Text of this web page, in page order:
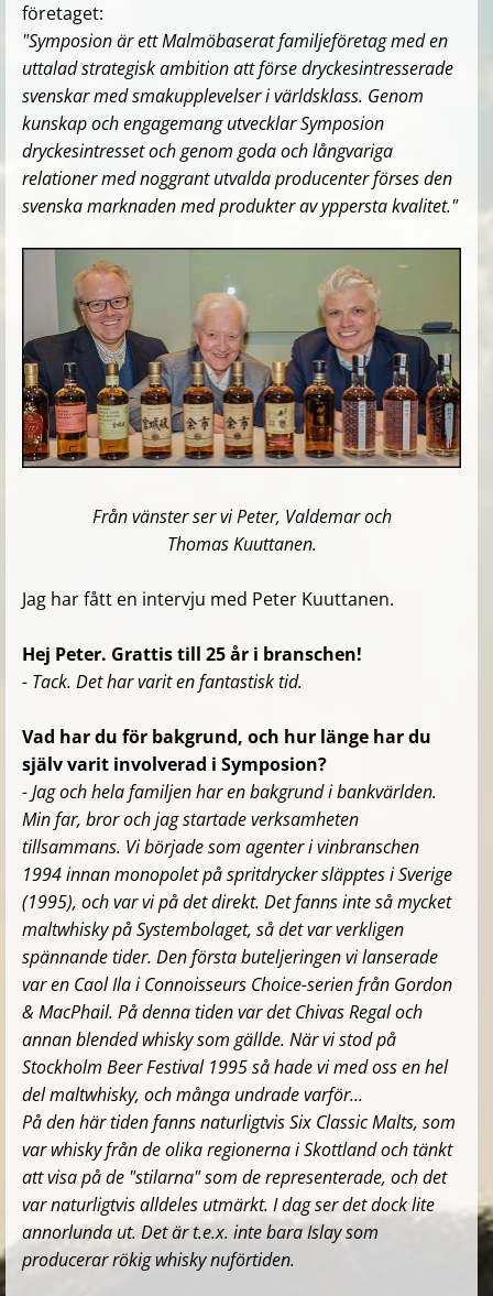
företaget:
"Symposion är ett Malmöbaserat familjeföretag med en
uttalad strategisk ambition att förse dryckesintresserade
svenskar med smakupplevelser i världsklass. Genom
kunskap och engagemang utvecklar Symposion
dryckesintresset och genom goda och långvariga
relationer med noggrant utvalda producenter förses den
svenska marknaden med produkter av yppersta kvalitet."
Från vänster ser vi Peter, Valdemar och
Thomas Kuuttanen.
Jag har fått en intervju med Peter Kuuttanen.
Hej Peter. Grattis till 25 år i branschen!
- Tack. Det har varit en fantastisk tid.
Vad har du för bakgrund, och hur länge har du
själv varit involverad i Symposion?
- Jag och hela familjen har en bakgrund i bankvärlden.
Min far, bror och jag startade verksamheten
tillsammans. Vi började som agenter i vinbranschen
1994 innan monopolet på spritdrycker släpptes i Sverige
(1995), och var vi på det direkt. Det fanns inte så mycket
maltwhisky på Systembolaget, så det var verkligen
spännande tider. Den första buteljeringen vi lanserade
var en Caol Ila iConnoisseurs Choice-serien från Gordon
& MacPhail. På denna tiden var det Chivas Regal och
annan blended whisky som gällde. När vi stod på
Stockholm Beer Festival 1995 så hade vi med oss en hel
del maltwhisky, och många undrade varför...
På den här tiden fanns naturligtvis Six Classic Malts, som
var whisky från de olika regionerna i Skottland och tänkt
att visa på de "stilarna" som de representerade, och det
var naturligtvis alldeles utmärkt. I dag ser det dock lite
annorlunda ut. Det är t.e.x. inte bara Islay som
producerar rökig whisky nuförtiden.